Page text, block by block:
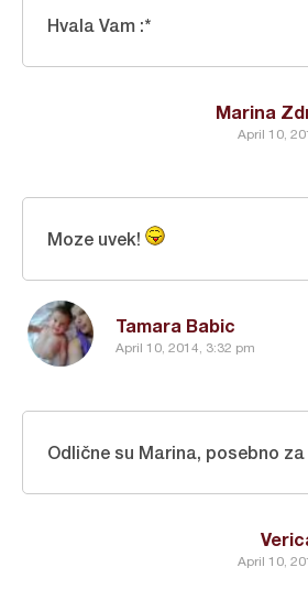
Marina
April 10,
Hvala Vam :*
Tamara Babic
April 10, 2014, 3:32 pm
Moze uvek!
April 10,
Odlične su Marina, posebno za